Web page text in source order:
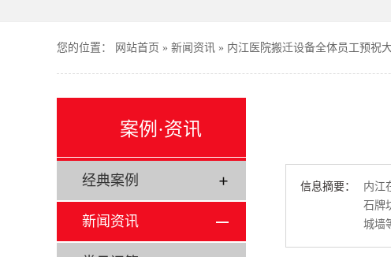
您的位置： 网站首页 » 新闻资讯 » 内江医院搬迁设备全体员工预祝
信息摘要：
内江
石牌
城墙
案例·资讯
经典案例
新闻资讯